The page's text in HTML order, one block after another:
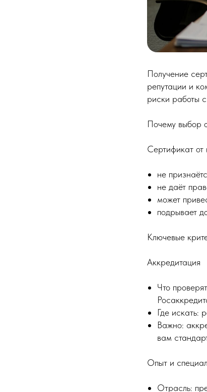
Получение
репутации и
риски работы
Почему выбор
Сертификат от
не
не даёт
может
подрывает
Ключевые
Аккредитация
Что
Где искать:
Важно:
вам
Опыт и
Отрасль: